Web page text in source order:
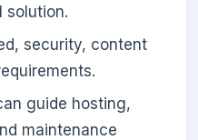
solution.
security, content
guide hosting,
maintenance